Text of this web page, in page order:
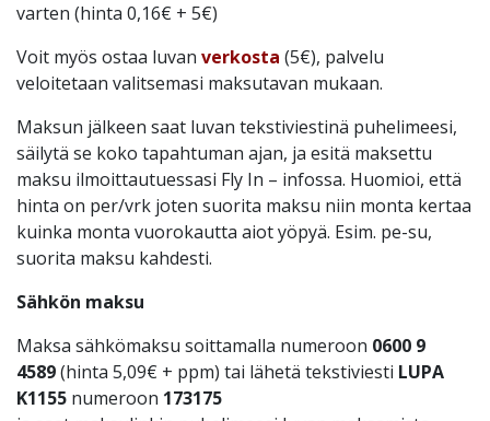
varten (hinta 0,16€ + 5€)
Voit myös ostaa luvan verkosta (5€), palvelu
veloitetaan valitsemasi maksutavan mukaan.
Maksun jälkeen saat luvan tekstiviestinä puhelimeesi,
säilytä se koko tapahtuman ajan, ja esitä maksettu
maksu ilmoittautuessasi Fly In – infossa. Huomioi, että
hinta on per/vrk joten suorita maksu niin monta kertaa
kuinka monta vuorokautta aiot yöpyä. Esim. pe-su,
suorita maksu kahdesti.
Sähkön maksu
Maksa sähkömaksu soittamalla numeroon 0600 9
4589(hinta 5,09€ + ppm) tai lähetä tekstiviesti LUPA
K1155 numeroon 173175